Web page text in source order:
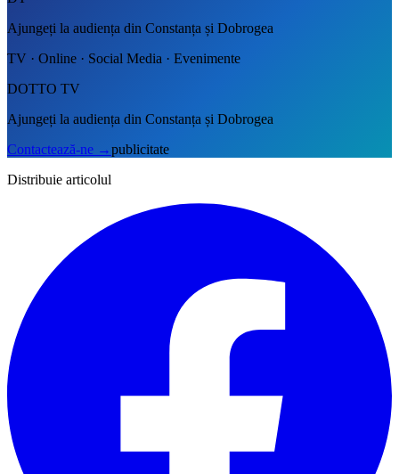
Ajungeți la audiența din Constanța și Dobrogea
TV · Online · Social Media · Evenimente
DOTTO TV
Ajungeți la audiența din Constanța și Dobrogea
Contactează-ne →publicitate
Distribuie articolul